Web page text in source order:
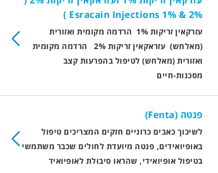
Esracain Injections 1% & 2% )
עזרקאין זריקות 1% הרדמה מקומית ואזורית
(מאלחש) עזראקאין זריקות 2% הרדמה מקומית
ואזורית (מאלחש) לטיפול בהפרעות קצב
מסכנות-חיים
פנטה (Fenta)
לשיכוך כאבים כרוניים חזקים המצריכים טיפול
באופיואידים, פנטה מיועדת לחולים שכבר משתמשים
בטיפול אופיואידי, שהראו סיבולת לאופיואיד